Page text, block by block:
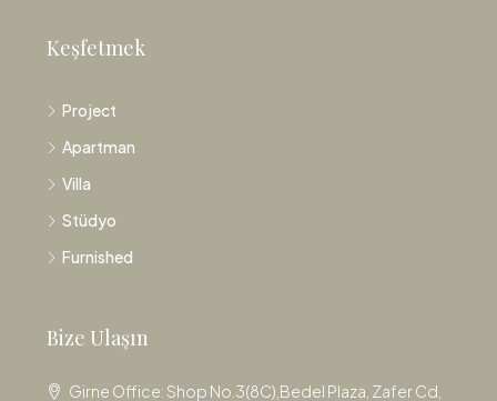
Keşfetmek
Project
Apartman
Villa
Stüdyo
Furnished
Bize Ulaşın
Girne Office: Shop No.3(8C),Bedel Plaza, Zafer Cd,